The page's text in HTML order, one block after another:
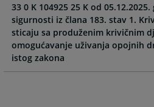
forward
to
interact
with
the
calendar
forward
to
interact
with
calendar
33 0 K 104925 25 K od
sigurnosti iz člana 183. stav 1.
sticaju sa produženim krivičnim
omogućavanje uživanja opojnih
istog zakona